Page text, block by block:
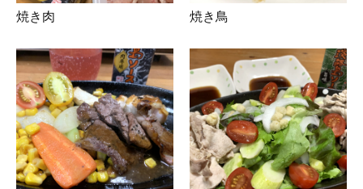
焼き肉 焼き鳥